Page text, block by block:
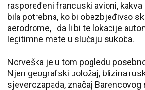
raspoređeni francuski avioni,
bila potrebna, ko bi obezbjeđivao
aerodrome, i da li bi te lokacije
legitimne mete u slučaju sukoba.
Norveška je u tom pogledu
Njen geografski položaj, blizina
sjeverozapada, značaj Barencovog